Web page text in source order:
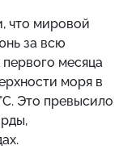
что мировой
за всю
месяца
моря в
Это превысило